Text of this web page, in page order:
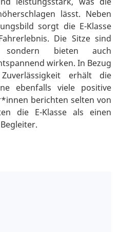
lässt. Neben
sorgt die E-Klasse
Die Sitze sind
bieten auch
wirken. In Bezug
erhält die
ebenfalls viele positive
berichten selten von
die E-Klasse als einen